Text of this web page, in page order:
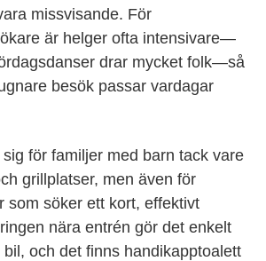
missvisande. För
är helger ofta intensivare—
drar mycket folk—så
besök passar vardagar
för familjer med barn tack vare
grillplatser, men även för
som söker ett kort, effektivt
nära entrén gör det enkelt
och det finns handikapptoalett